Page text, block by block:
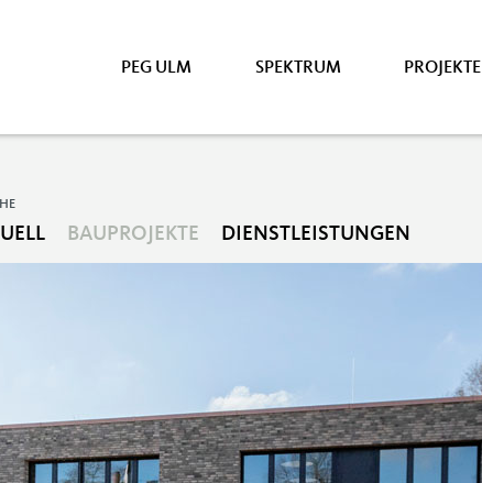
PEG ULM SPEKTRUM PROJEKTE
BAUPROJEKTE DIENSTLEISTUNGEN